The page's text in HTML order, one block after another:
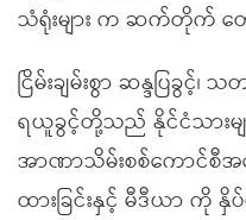
သံရုံးများ က ဆက်တိုက် တ
ငြိမ်းချမ်းစွာ ဆန္ဒပြ
ရယူခွင့်တို့သည် နိုင်ငံသားမျာ
အာဏာသိမ်းစစ်ကောင်စီ
ထားခြင်းနှင့် မီဒီယာ ကို